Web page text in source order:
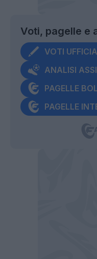
Voti, pagelle e
VOTI
ANALISI
PAGELLE
PAGELLE